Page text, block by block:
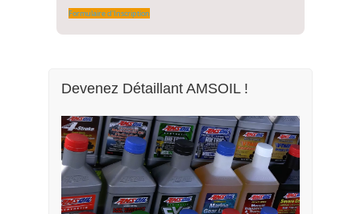
Formulaire d'Inscription
Devenez Détaillant AMSOIL !